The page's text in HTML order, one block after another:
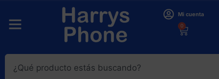
Mi cuenta
0